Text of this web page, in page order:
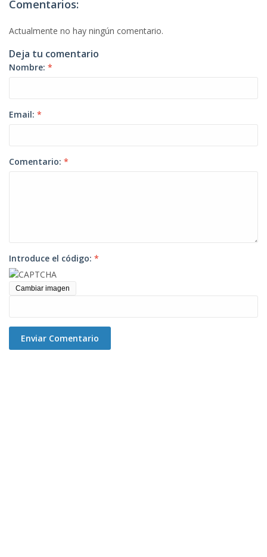
Comentarios:
Actualmente no hay ningún comentario.
Deja tu comentario
Nombre: *
Email: *
Comentario: *
Introduce el código: *
Cambiar imagen
Enviar Comentario